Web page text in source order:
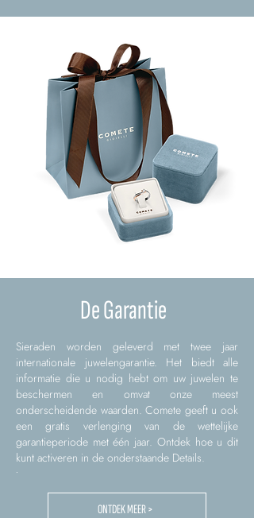
De Garantie
Sieraden worden geleverd met twee jaar
internationale juwelengarantie. Het biedt alle
informatie die u nodig hebt om uw juwelen te
beschermen en omvat onze meest
onderscheidende waarden. Comete geeft u ook
een gratis verlenging van de wettelijke
garantieperiode met één jaar. Ontdek hoe u dit
kunt activeren in de onderstaande Details.
ONTDEK MEER >